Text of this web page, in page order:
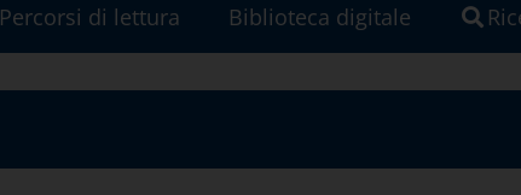
Percorsi di lettura Biblioteca digitale